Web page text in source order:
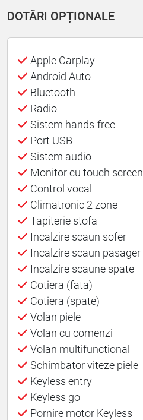
DOTĂRI OPȚIONALE
Apple Carplay
Android Auto
Bluetooth
Radio
Sistem hands-free
Port USB
Sistem audio
Monitor cu touch screen
Control vocal
Climatronic 2 zone
Tapiterie stofa
Incalzire scaun sofer
Incalzire scaun pasager
Incalzire scaune spate
Cotiera (fata)
Cotiera (spate)
Volan piele
Volan cu comenzi
Volan multifunctional
Schimbator viteze piele
Keyless entry
Keyless go
Pornire motor Keyless